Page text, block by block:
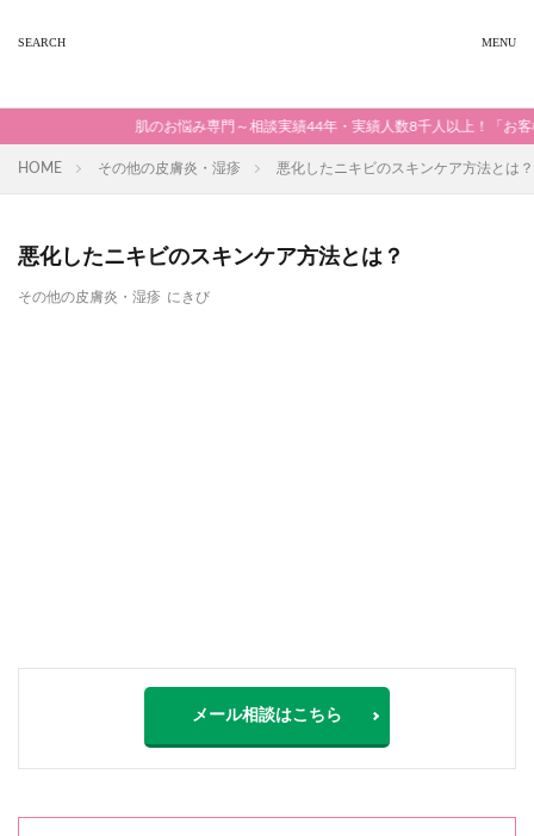
肌のお悩み専門～相談実績44年・実績人数8千人以上！「お客様の
HOME その他の皮膚炎・湿疹 悪化したニキビのスキンケア方法とは？
悪化したニキビのスキンケア方法とは？
その他の皮膚炎・湿疹 にきび
メール相談はこちら